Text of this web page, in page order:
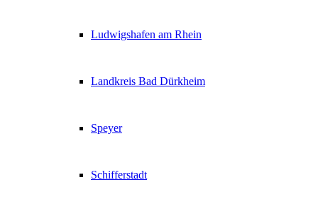
Ludwigshafen am Rhein
Landkreis Bad Dürkheim
Speyer
Schifferstadt